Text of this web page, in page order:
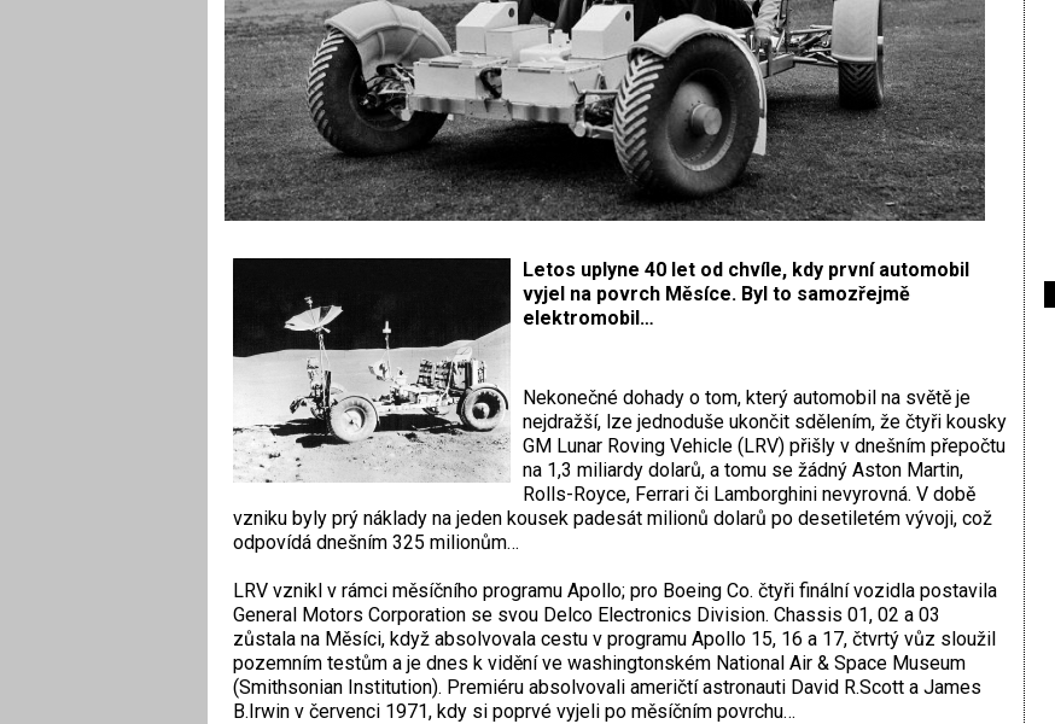
Letos uplyne 40 let od chvíle, kdy první automobil
vyjel na povrch Měsíce. Byl to samozřejmě
elektromobil…
Nekonečné dohady o tom, který automobil na světě je
nejdražší, lze jednoduše ukončit sdělením, že čtyři kousky
GM Lunar Roving Vehicle (LRV) přišly v dnešním přepočtu
na 1,3 miliardy dolarů, a tomu se žádný Aston Martin,
Rolls-Royce, Ferrari či Lamborghini nevyrovná. V době
vzniku byly prý náklady na jeden kousek padesát milionů dolarů po desetiletém vývoji, což
odpovídá dnešním 325 milionům…
LRV vznikl v rámci měsíčního programu Apollo; pro Boeing Co. čtyři finální vozidla postavila
General Motors Corporation se svou Delco Electronics Division. Chassis 01, 02 a 03
zůstala na Měsíci, když absolvovala cestu v programu Apollo 15, 16 a 17, čtvrtý vůz sloužil
pozemním testům a je dnes k vidění ve washingtonském National Air & Space Museum
(Smithsonian Institution). Premiéru absolvovali američtí astronauti David R.Scott a James
B.Irwin v červenci 1971, kdy si poprvé vyjeli po měsíčním povrchu…